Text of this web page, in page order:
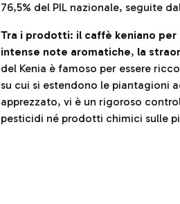
76,5% del PIL nazionale, seguite
Tra i prodotti: il caffè keniano
intense note aromatiche, la
del Kenia è famoso per essere
su cui si estendono le piantagioni
apprezzato, vi è un rigoroso
pesticidi né prodotti chimici sulle